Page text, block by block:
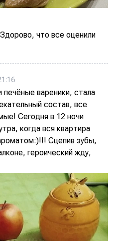
что все оценили
печёные вареники, стала
состав, все
Сегодня в 12 ночи
когда вся квартира
Сцепив зубы,
героический жду,